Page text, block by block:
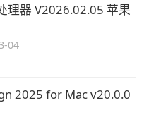
理器 V2026.02.05 苹果
04
2025 for Mac v20.0.0